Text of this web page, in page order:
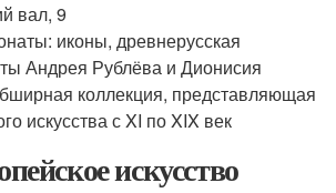
вал, 9
иконы, древнерусская
Андрея Рублёва и Дионисия
коллекция, представляющая
искусства с XI по XIX век
искусство